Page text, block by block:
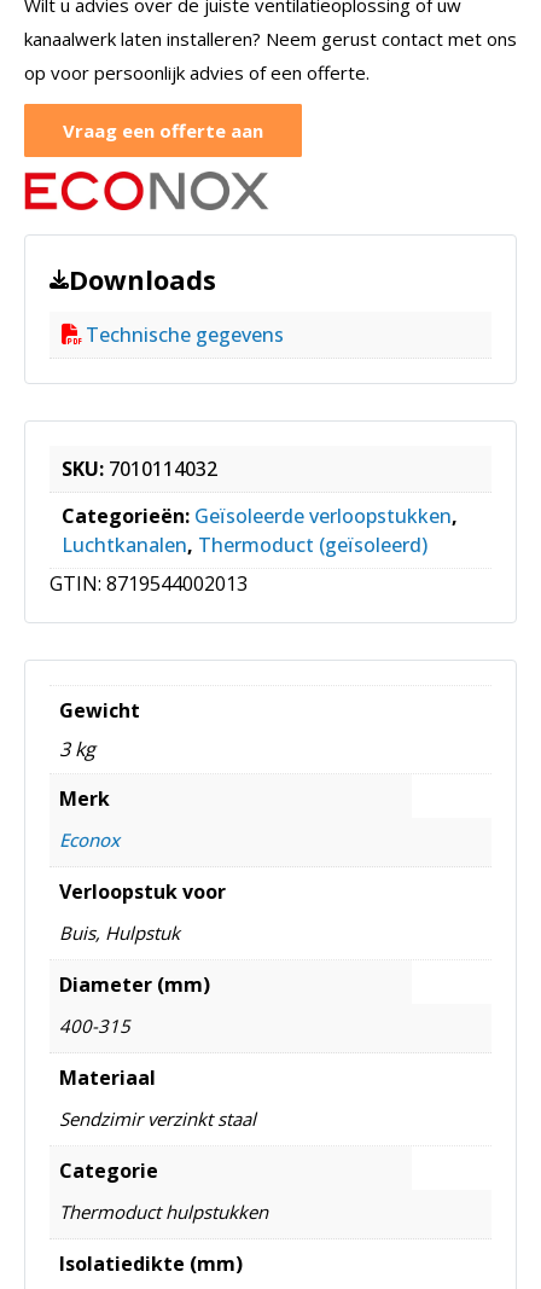
kanaalwerk laten installeren? Neem gerust contact met ons
op voor persoonlijk advies of een offerte.
Vraag een offerte aan
Downloads
Technische gegevens
SKU: 7010114032
Categorieën: Geïsoleerde verloopstukken,
Luchtkanalen, Thermoduct (geïsoleerd)
GTIN: 8719544002013
Gewicht
3 kg
Merk
Econox
Verloopstuk voor
Buis, Hulpstuk
Diameter (mm)
400-315
Materiaal
Sendzimir verzinkt staal
Categorie
Thermoduct hulpstukken
Isolatiedikte (mm)